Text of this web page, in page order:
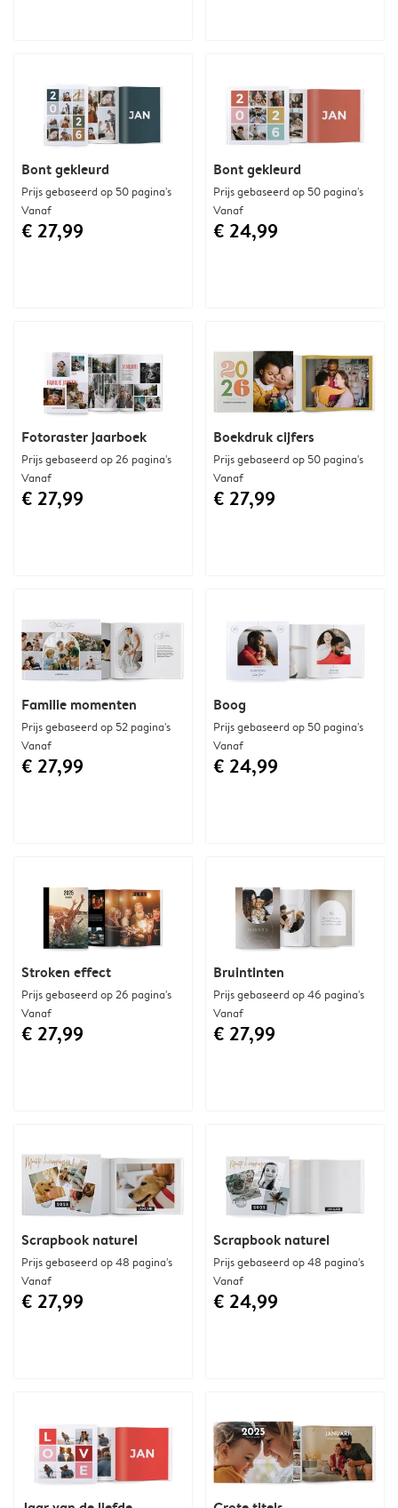
Boekdruk cijfers
Prijs gebaseerd op 50 pagina's
Vanaf
€ 27,99
Bruintinten
Prijs gebaseerd op 46 pagina's
Vanaf
€ 27,99
Stroken effect
Prijs gebaseerd op 26 pagina's
Vanaf
€ 27,99
Familie momenten
Prijs gebaseerd op 52 pagina's
Vanaf
€ 27,99
Bont gekleurd
Prijs gebaseerd op 50 pagina's
Vanaf
€ 27,99
Bont gekleurd
Prijs gebaseerd op 50 pagina's
Vanaf
€ 24,99
Fotoraster jaarboek
Prijs gebaseerd op 26 pagina's
Vanaf
€ 27,99
Boog
Prijs gebaseerd op 50 pagina's
Vanaf
€ 24,99
Scrapbook naturel
Prijs gebaseerd op 48 pagina's
Vanaf
€ 27,99
Scrapbook naturel
Prijs gebaseerd op 48 pagina's
Vanaf
€ 24,99